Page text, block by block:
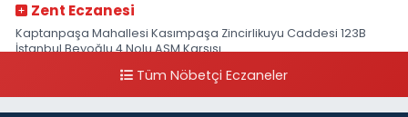
Zent Eczanesi
Kaptanpaşa Mahallesi Kasımpaşa Zincirlikuyu Caddesi 123B
İstanbul Beyoğlu 4 Nolu ASM Karşısı
0 (212) 297 96 92 Yol Tarifi Al
Tüm Nöbetçi Eczaneler